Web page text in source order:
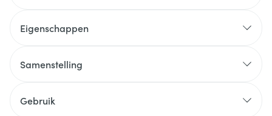
Eigenschappen
Samenstelling
Gebruik